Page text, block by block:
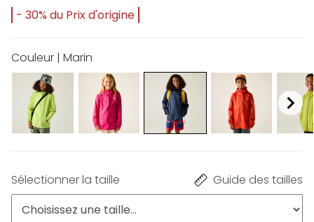
- 30% du Prix d'origine
Couleur | Marin
Sélectionner la taille Guide des tailles